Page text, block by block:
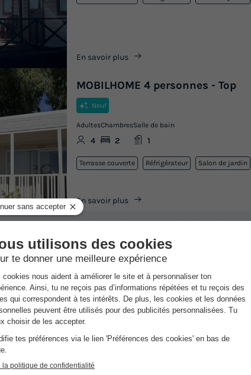
En savoir plus
MOBILHOME 4 personnes - Top
Neuf
Adultes
4
Chambres
2
Salle de bain
1
Terrasse couverte Réfrigérateur Salon de jardin
En savoir plus
pour connaitre les conditions spécifiques